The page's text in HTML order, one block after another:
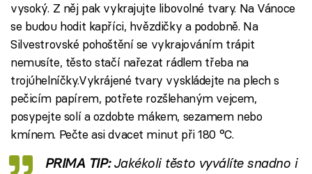
vysoký. Z něj pak vykrajujte libovolné tvary. Na Vánoce
se budou hodit kapříci, hvězdičky a podobně. Na
Silvestrovské pohoštění se vykrajováním trápit
nemusíte, těsto stačí nařezat rádlem třeba na
trojúhelníčky.Vykrájené tvary vyskládejte na plech s
pečicím papírem, potřete rozšlehaným vejcem,
posypejte solí a ozdobte mákem, sezamem nebo
kmínem. Pečte asi dvacet minut při 180 °C.
PRIMA TIP:Jakékoli těsto vyválíte snadno i